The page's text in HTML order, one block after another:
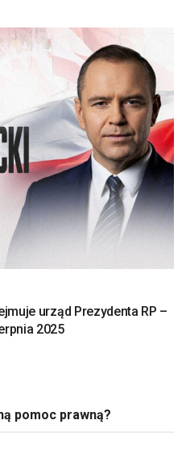
urząd Prezydenta RP –
2025
pomoc prawną?